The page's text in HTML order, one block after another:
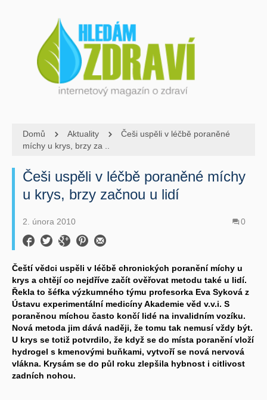
Domů Aktuality
Češi uspěli v léčbě poraněné
míchy u krys, brzy za ..
Češi uspěli v léčbě poraněné míchy
u krys, brzy začnou u lidí
2. února 2010 0
Čeští vědci uspěli v léčbě chronických poranění míchy u
krys a chtějí co nejdříve začít ověřovat metodu také u lidí.
Řekla to šéfka výzkumného týmu profesorka Eva Syková z
Ústavu experimentální medicíny Akademie věd v.v.i. S
poraněnou míchou často končí lidé na invalidním vozíku.
Nová metoda jim dává naději, že tomu tak nemusí vždy být.
U krys se totiž potvrdilo, že když se do místa poranění vloží
hydrogel s kmenovými buňkami, vytvoří se nová nervová
vlákna. Krysám se do půl roku zlepšila hybnost i citlivost
zadních nohou.